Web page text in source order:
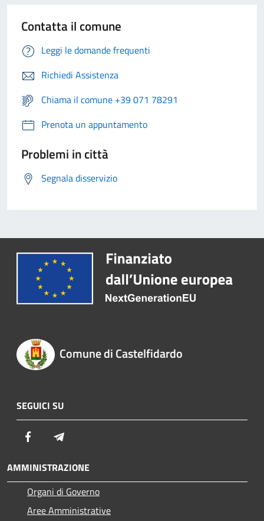
Contatta il comune
Leggi le domande frequenti
Richiedi Assistenza
Chiama il comune +39 071 78291
Prenota un appuntamento
Problemi in città
Segnala disservizio
Comune di Castelfidardo
SEGUICI SU
Facebook
AMMINISTRAZIONE
Organi di Governo
Aree Amministrative